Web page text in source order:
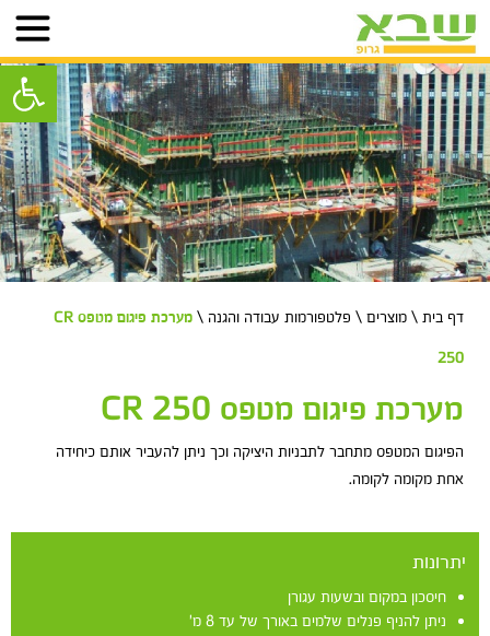
פתח
דף בית \ מוצרים \ פלטפורמות עבודה והגנה \ מערכת פיגום מטפס CR
250
מערכת פיגום מטפס CR 250
הפיגום המטפס מתחבר לתבניות היציקה וכך ניתן להעביר אותם כיחידה
אחת מקומה לקומה.
יתרונות
חיסכון במקום ובשעות עגורן
ניתן להניף פנלים שלמים באורך של עד 8 מ'